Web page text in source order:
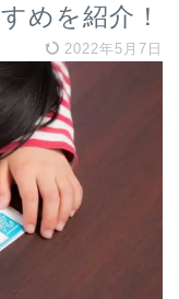
めを紹介！
2022年5月7日